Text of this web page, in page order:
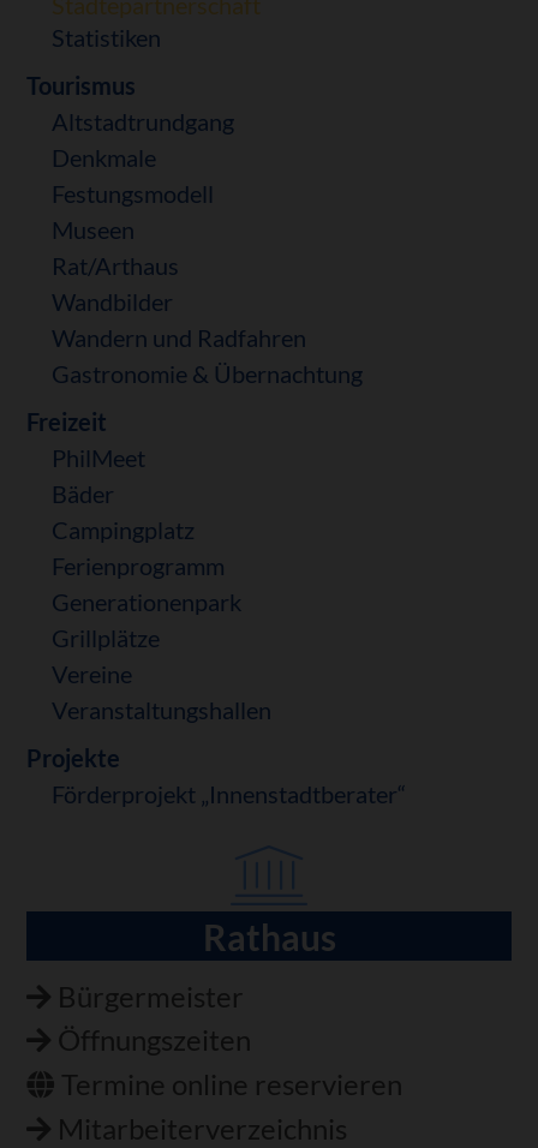
Statistiken
Tourismus
Altstadtrundgang
Denkmale
Festungsmodell
Museen
Rat/Arthaus
Wandbilder
Wandern und Radfahren
Gastronomie & Übernachtung
Freizeit
PhilMeet
Bäder
Campingplatz
Ferienprogramm
Generationenpark
Grillplätze
Vereine
Veranstaltungshallen
Projekte
Förderprojekt „Innenstadtberater“
Rathaus
Bürgermeister
Öffnungszeiten
Termine online reservieren
Mitarbeiterverzeichnis